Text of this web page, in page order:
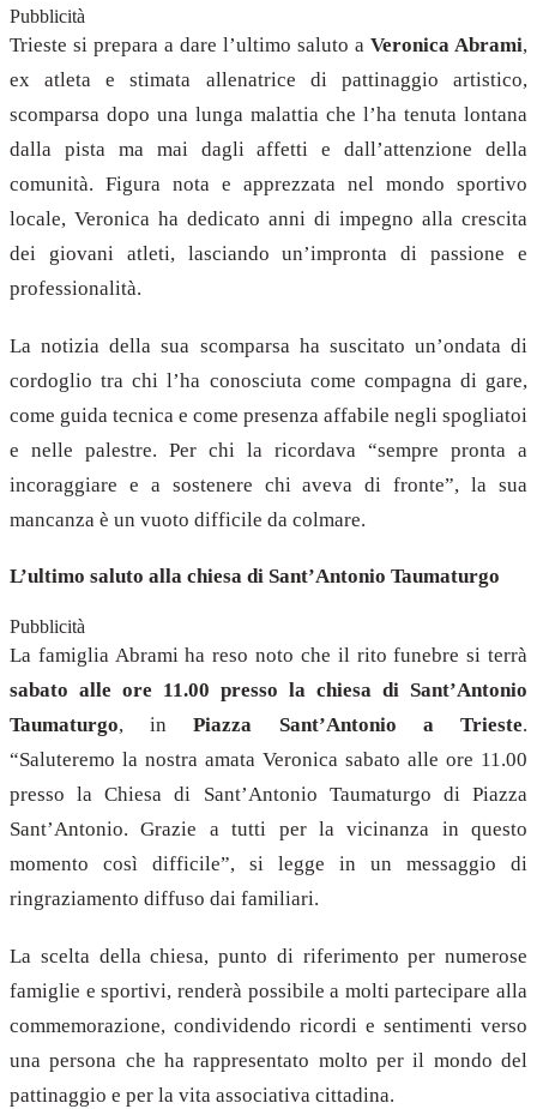
Pubblicità
Trieste si prepara a dare l’ultimo saluto a Veronica Abrami,
ex atleta e stimata allenatrice di pattinaggio artistico,
scomparsa dopo una lunga malattia che l’ha tenuta lontana
dalla pista ma mai dagli affetti e dall’attenzione della
comunità. Figura nota e apprezzata nel mondo sportivo
locale, Veronica ha dedicato anni di impegno alla crescita
dei giovani atleti, lasciando un’impronta di passione e
professionalità.
La notizia della sua scomparsa ha suscitato un’ondata di
cordoglio tra chi l’ha conosciuta come compagna di gare,
come guida tecnica e come presenza affabile negli spogliatoi
e nelle palestre. Per chi la ricordava “sempre pronta a
incoraggiare e a sostenere chi aveva di fronte”, la sua
mancanza è un vuoto difficile da colmare.
L’ultimo saluto alla chiesa di Sant’Antonio Taumaturgo
Pubblicità
La famiglia Abrami ha reso noto che il rito funebre si terrà
sabato alle ore 11.00 presso la chiesa di Sant’Antonio
Taumaturgo, inPiazza Sant’Antonio a Trieste.
“Saluteremo la nostra amata Veronica sabato alle ore 11.00
presso la Chiesa di Sant’Antonio Taumaturgo di Piazza
Sant’Antonio. Grazie a tutti per la vicinanza in questo
momento così difficile”, si legge in un messaggio di
ringraziamento diffuso dai familiari.
La scelta della chiesa, punto di riferimento per numerose
famiglie e sportivi, renderà possibile a molti partecipare alla
commemorazione, condividendo ricordi e sentimenti verso
una persona che ha rappresentato molto per il mondo del
pattinaggio e per la vita associativa cittadina.